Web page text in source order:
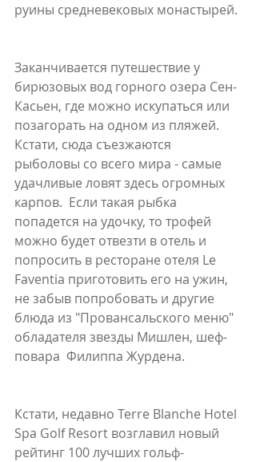
руины средневековых монастырей.
Заканчивается путешествие у
бирюзовых вод горного озера Сен-
Касьен, где можно искупаться или
позагорать на одном из пляжей.
Кстати, сюда съезжаются
рыболовы со всего мира - самые
удачливые ловят здесь огромных
карпов.  Если такая рыбка
попадется на удочку, то трофей
можно будет отвезти в отель и
попросить в ресторане отеля Le
Faventia приготовить его на ужин,
не забыв попробовать и другие
блюда из "Провансальского меню"
обладателя звезды Мишлен, шеф-
повара  Филиппа Журдена.
Кстати, недавно Terre Blanche Hotel
Spa Golf Resort возглавил новый
рейтинг 100 лучших гольф-